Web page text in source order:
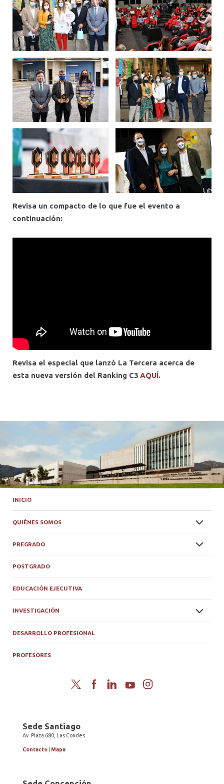
Revisa un compacto de lo que fue el evento a
continuación:
Revisa el especial que lanzó La Tercera acerca de
esta nueva versión del Ranking C3 AQUÍ.
INICIO
QUIÉNES SOMOS
PREGRADO
POSTGRADO
EDUCACIÓN EJECUTIVA
INVESTIGACIÓN
DESARROLLO PROFESIONAL
PROFESORES
Twitter FacebookLinkedInYouTubeInstagram
Sede Santiago
Av. Plaza 680, Las Condes
Contacto Mapa